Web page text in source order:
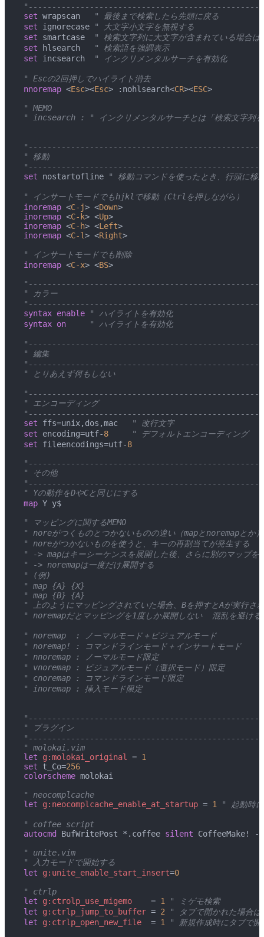
set wrapscan
   " 最後まで検索したら先頭に戻る
set ignorecase " 大文字小文字を無視する
set smartcase
" 検索文字列に大文字が含まれている場合は
set hlsearch
   " 検索語を強調表示
set incsearch
  " インクリメンタルサーチを有効化
" Escの2回押しでハイライト消去
nnoremap <Esc><Esc> :nohlsearch<CR><ESC>
" MEMO
" incsearch : " インクリメンタルサーチとは「検索文字列を
" 移動
set nostartofline " 移動コマンドを使ったとき、行頭に移
" インサートモードでもhjklで移動（Ctrlを押しながら）
inoremap <C-j> <Down>
inoremap <C-k> <Up>
inoremap <C-h> <Left>
inoremap <C-l> <Right>
" インサートモードでも削除
inoremap <C-x> <BS>
" カラー
syntax enable " ハイライトを有効化
syntax on
     " ハイライトを有効化
" 編集
" とりあえず何もしない
" エンコーディング
set ffs=unix,dos,mac
   " 改行文字
set encoding=utf-8
     " デフォルトエンコーディング
set fileencodings=utf-8
" その他
" Yの動作をDやCと同じにする
map Y y$
" マッピングに関するMEMO
" noreがつくものとつかないものの違い（mapとnoremapとか）
" noreがつかないものを使うと、キーの再割当てが発生する
" -> mapはキーシーケンスを展開した後、さらに別のマップを
" -> noremapは一度だけ展開する
" (例)
" map {A} {X}
" map {B} {A}
" 上のようにマッピングされていた場合、Bを押すとAが実行さ
" noremapだとマッピングを1度しか展開しない  混乱を避け
" noremap  : ノーマルモード＋ビジュアルモード
" noremap! : コマンドラインモード＋インサートモード
" nnoremap : ノーマルモード限定
" vnoremap : ビジュアルモード（選択モード）限定
" cnoremap : コマンドラインモード限定
" inoremap : 挿入モード限定
" プラグイン
" molokai.vim
let g:molokai_original = 1
set t_Co=256
colorscheme molokai
" neocomplcache
let g:neocomplcache_enable_at_startup = 1 " 起動時
" coffee script
autocmd
BufWritePost *.coffee silent CoffeeMake!
" unite.vim
" 入力モードで開始する
let g:unite_enable_start_insert=0
" ctrlp
let g:ctrolp_use_migemo
    =
1 " ミゲモ検索
let g:ctrlp_jump_to_buffer = 2 " タブで開かれた場合は
let g:ctrlp_open_new_file
  =
1 " 新規作成時にタブで開